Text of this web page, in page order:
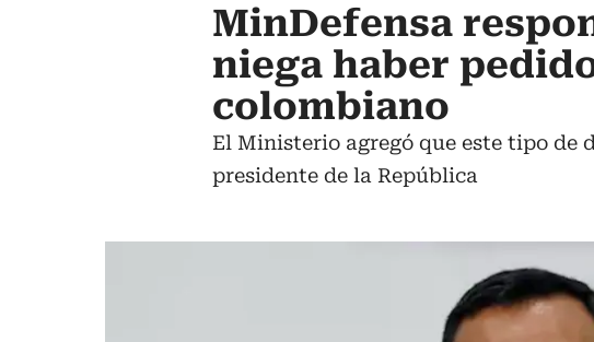
MinDefensa
niega haber
colombiano
El Ministerio agregó que este tipo de
presidente de la República